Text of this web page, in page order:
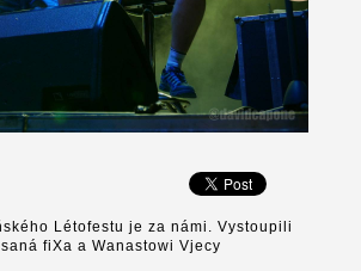
Létofestu je za námi. Vystoupili
fiXa a Wanastowi Vjecy